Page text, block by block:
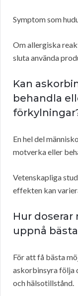
Symptom som
Om allergiska
sluta använda
Kan
behandla
En hel del
motverka eller
Vetenskapliga
effekten kan
Hur
uppnå
För att få bästa
askorbinsyra följa
och hälsotillstånd.